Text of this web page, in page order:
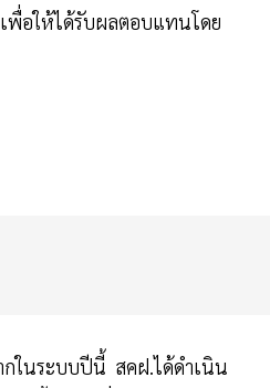
พื่อให้ได้รับผลตอบแทนโดย
กในระบบปีนี้ สคฝ.ได้ดำเนิน